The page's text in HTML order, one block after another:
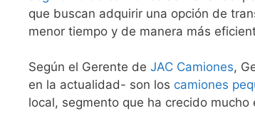
que buscan adquirir una opción de
menor tiempo y de manera más
Según el Gerente de JAC Camiones,
en la actualidad- son los camiones
local, segmento que ha crecido mucho